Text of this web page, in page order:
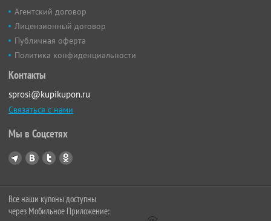
Агентский договор
Лицензионный договор
Публичная оферта
Политика конфиденциальности
Контакты
sprosi@kupikupon.ru
Связаться с нами
Мы в Соцсетях
Все наши купоны доступны
через Мобильное Приложение: